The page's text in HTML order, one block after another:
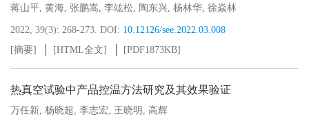
蒋山平, 黄海, 张鹏嵩, 李竑松, 陶东兴, 杨林华, 徐焱林
2022, 39(3): 268-273. DOI: 10.12126/see.2022.03.008
[摘要]
[HTML全文] [PDF1873KB]
热真空试验中产品控温方法研究及其效果验证
万任新, 杨晓超 , 李志宏, 王晓明 , 高辉